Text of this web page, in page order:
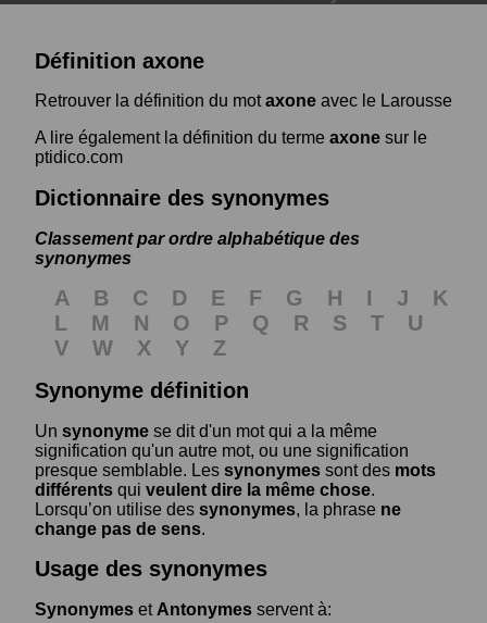
Définition axone
Retrouver la définition du motaxone avec le Larousse
A lire également la définition du terme axone sur le
ptidico.com
Dictionnaire des synonymes
Classement par ordre alphabétique des
synonymes
A B C D E F G H I J
K
L
M N O P Q R S T
U
V
W X Y
Z
Synonyme définition
Un synonyme se dit d'un mot qui a la même
signification qu'un autre mot, ou une signification
presque semblable. Les synonymes sont des mots
différents qui veulent dire la même chose.
Lorsqu’on utilise des synonymes, la phrase ne
change pas de sens.
Usage des synonymes
Synonymes et Antonymes servent à: